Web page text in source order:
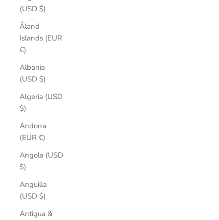
(USD $)
Åland
Islands (EUR
€)
Albania
(USD $)
Algeria (USD
$)
Andorra
(EUR €)
Angola (USD
$)
Anguilla
(USD $)
Antigua &